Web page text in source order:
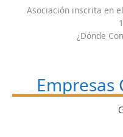
Asociación inscrita en
¿Dónde
Empresas